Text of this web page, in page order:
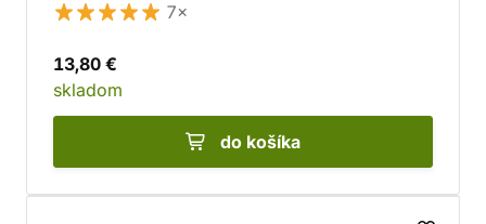
7×
13,80 €
skladom
do košíka